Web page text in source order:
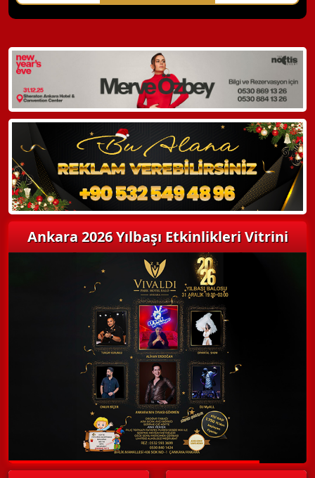
X Kapat
WhatsApp ile Bilgi Alın
Hemen Arayın
Detaylı Bilgi Alın
Ankara 2026 Yılbaşı Etkinlikleri Vitrini